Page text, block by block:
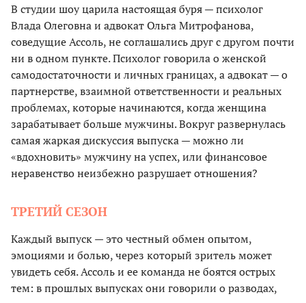
В студии шоу царила настоящая буря — психолог
Влада Олеговна и адвокат Ольга Митрофанова,
соведущие Ассоль, не соглашались друг с другом почти
ни в одном пункте. Психолог говорила о женской
самодостаточности и личных границах, а адвокат — о
партнерстве, взаимной ответственности и реальных
проблемах, которые начинаются, когда женщина
зарабатывает больше мужчины. Вокруг развернулась
самая жаркая дискуссия выпуска — можно ли
«вдохновить» мужчину на успех, или финансовое
неравенство неизбежно разрушает отношения?
ТРЕТИЙ СЕЗОН
Каждый выпуск — это честный обмен опытом,
эмоциями и болью, через который зритель может
увидеть себя. Ассоль и ее команда не боятся острых
тем: в прошлых выпусках они говорили о разводах,